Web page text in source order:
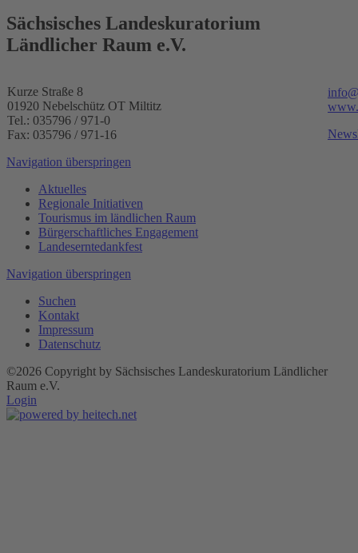
Sächsisches Landeskuratorium
Ländlicher Raum e.V.
Kurze Straße 8
01920 Nebelschütz OT Miltitz
Tel.: 035796 / 971-0
Fax: 035796 / 971-16
Navigation überspringen
Aktuelles
Regionale Initiativen
Tourismus im ländlichen Raum
Bürgerschaftliches Engagement
Landeserntedankfest
Navigation überspringen
Suchen
Kontakt
Impressum
Datenschutz
©2026 Copyright by Sächsisches Landeskuratorium Ländlicher
Raum e.V.
Login